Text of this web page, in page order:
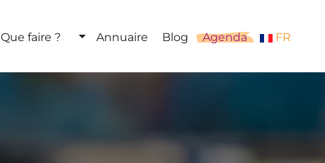
Que faire ? Annuaire Blog Agenda FR